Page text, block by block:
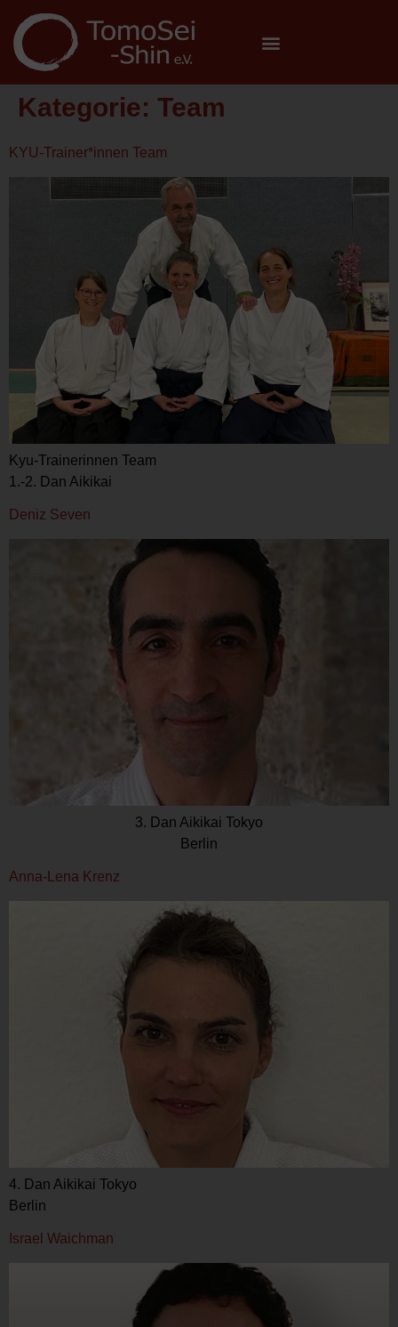
Kategorie: Team
KYU-Trainer*innen Team
Kyu-Trainerinnen Team
1.-2. Dan Aikikai
Deniz Seven
3. Dan Aikikai Tokyo
Berlin
Anna-Lena Krenz
4. Dan Aikikai Tokyo
Berlin
Israel Waichman